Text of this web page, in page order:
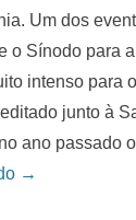
Um dos
o Sínodo para
intenso para
junto à
ano passado
→